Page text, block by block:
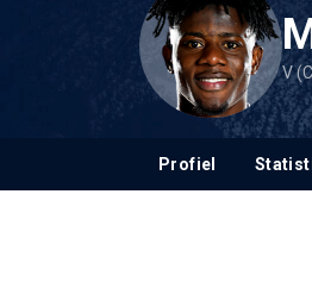
V
Profiel